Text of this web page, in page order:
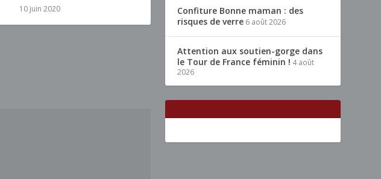
10 juin 2020
Confiture Bonne maman : des
risques de verre 6 août 2026
Attention aux soutien-gorge dans
le Tour de France féminin ! 4 août
2026